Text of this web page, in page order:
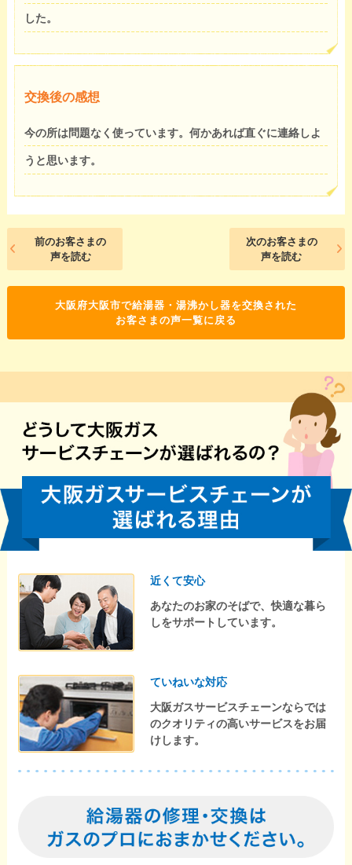
した。
交換後の感想
今の所は問題なく使っています。何かあれば直ぐに連絡しよ
うと思います。
前のお客さまの
声を読む
次のお客さまの
声を読む
大阪府大阪市で給湯器・湯沸かし器を交換された
お客さまの声一覧に戻る
近くて安心
あなたのお家のそばで、快適な暮ら
しをサポートしています。
ていねいな対応
大阪ガスサービスチェーンならでは
のクオリティの高いサービスをお届
けします。